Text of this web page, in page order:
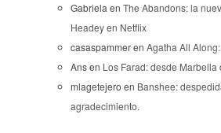
Gabriela en The Abandons: la
Headey en Netflix
casaspammeren Agatha All
Ansen Los Farad: desde Marbella
mlagetejero en Banshee:
agradecimiento.